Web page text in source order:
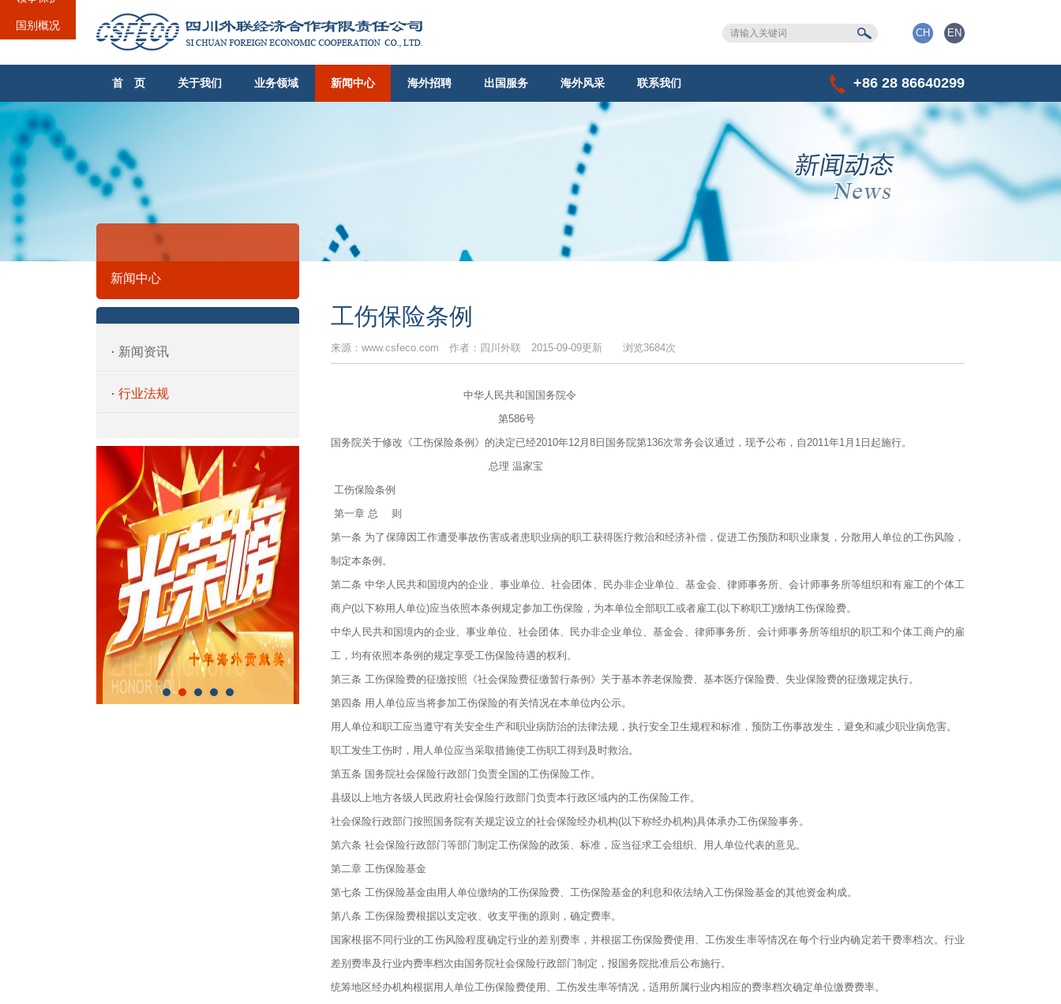
CH EN
首 页 关于我们 业务领域 新闻中心 海外招聘 出国服务 海外风采 联系我们 +86 28 86640299
国别概况
新闻中心
新闻资讯
行业法规
工伤保险条例
来源：www.csfeco.com 作者：四川外联 2015-09-09更新 浏览3684次
中华人民共和国国务院令
第586号
国务院关于修改《工伤保险条例》的决定已经2010年12月8日国务院第136次常务会议通过，现予公布，自2011年1月1日起施行。
总理 温家宝
工伤保险条例
第一章 总 则
第一条 为了保障因工作遭受事故伤害或者患职业病的职工获得医疗救治和经济补偿，促进工伤预防和职业康复，分散用人单位的工伤风险，
制定本条例。
第二条 中华人民共和国境内的企业、事业单位、社会团体、民办非企业单位、基金会、律师事务所、会计师事务所等组织和有雇工的个体工
商户(以下称用人单位)应当依照本条例规定参加工伤保险，为本单位全部职工或者雇工(以下称职工)缴纳工伤保险费。
中华人民共和国境内的企业、事业单位、社会团体、民办非企业单位、基金会、律师事务所、会计师事务所等组织的职工和个体工商户的雇
工，均有依照本条例的规定享受工伤保险待遇的权利。
第三条 工伤保险费的征缴按照《社会保险费征缴暂行条例》关于基本养老保险费、基本医疗保险费、失业保险费的征缴规定执行。
第四条 用人单位应当将参加工伤保险的有关情况在本单位内公示。
用人单位和职工应当遵守有关安全生产和职业病防治的法律法规，执行安全卫生规程和标准，预防工伤事故发生，避免和减少职业病危害。
职工发生工伤时，用人单位应当采取措施使工伤职工得到及时救治。
第五条 国务院社会保险行政部门负责全国的工伤保险工作。
县级以上地方各级人民政府社会保险行政部门负责本行政区域内的工伤保险工作。
社会保险行政部门按照国务院有关规定设立的社会保险经办机构(以下称经办机构)具体承办工伤保险事务。
第六条 社会保险行政部门等部门制定工伤保险的政策、标准，应当征求工会组织、用人单位代表的意见。
第二章 工伤保险基金
第七条 工伤保险基金由用人单位缴纳的工伤保险费、工伤保险基金的利息和依法纳入工伤保险基金的其他资金构成。
第八条 工伤保险费根据以支定收、收支平衡的原则，确定费率。
国家根据不同行业的工伤风险程度确定行业的差别费率，并根据工伤保险费使用、工伤发生率等情况在每个行业内确定若干费率档次。行业
差别费率及行业内费率档次由国务院社会保险行政部门制定，报国务院批准后公布施行。
统筹地区经办机构根据用人单位工伤保险费使用、工伤发生率等情况，适用所属行业内相应的费率档次确定单位缴费费率。